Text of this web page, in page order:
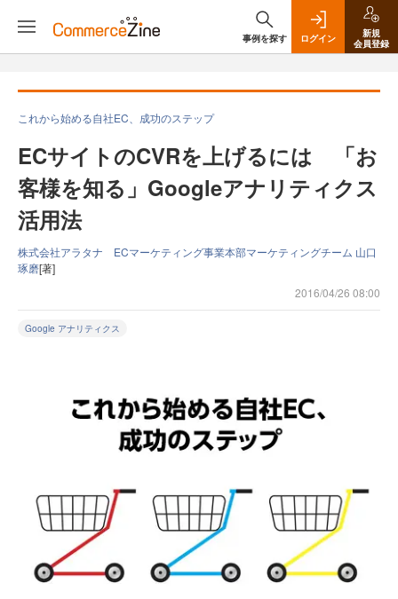
事例を探す ログイン
新規
会員登録
これから始める自社EC、成功のステップ
ECサイトのCVRを上げるには 「お
客様を知る」Googleアナリティクス
活用法
株式会社アラタナ ECマーケティング事業本部マーケティングチーム 山口
琢磨[著]
2016/04/26 08:00
Google アナリティクス